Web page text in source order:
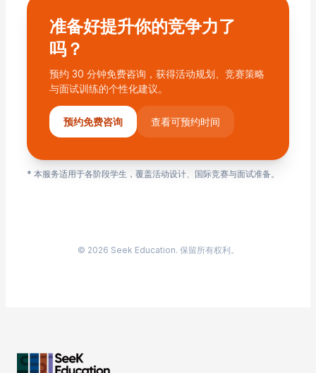
准备好提升你的竞争力了
吗？
预约 30 分钟免费咨询，获得活动规划、竞赛策略
与面试训练的个性化建议。
预约免费咨询 查看可预约时间
* 本服务适用于各阶段学生，覆盖活动设计、国际竞赛与面试准备。
© 2026 Seek Education. 保留所有权利。